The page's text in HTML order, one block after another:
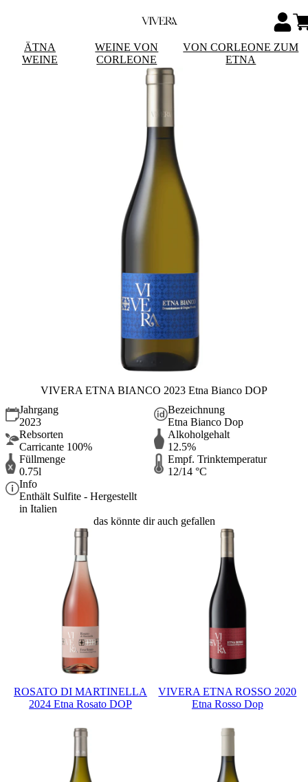
ÄTNA
WEINE
WEINE VON
CORLEONE
VON CORLEONE ZUM
ETNA
VIVERA ETNA BIANCO 2023 Etna Bianco DOP
Jahrgang
2023
Bezeichnung
Etna Bianco Dop
Rebsorten
Carricante 100%
Alkoholgehalt
12.5%
Füllmenge
0.75l
Empf. Trinktemperatur
12/14 °C
Info
Enthält Sulfite - Hergestellt
in Italien
das könnte dir auch gefallen
ROSATO DI MARTINELLA
2024 Etna Rosato DOP
VIVERA ETNA ROSSO 2020
Etna Rosso Dop